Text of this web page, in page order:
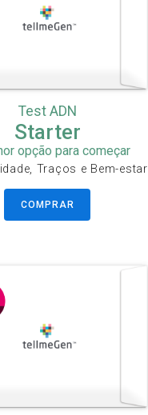
Test ADN
Starter
opção para começar
Traços e Bem-estar
COMPRAR